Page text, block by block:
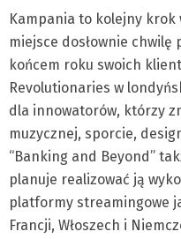
Kampania to kolejny krok
miejsce dosłownie chwilę
końcem roku swoich
Revolutionaries w
dla innowatorów, którzy
muzycznej, sporcie,
“Banking and Beyond”
planuje realizować ją
platformy streamingowe
Francji, Włoszech i